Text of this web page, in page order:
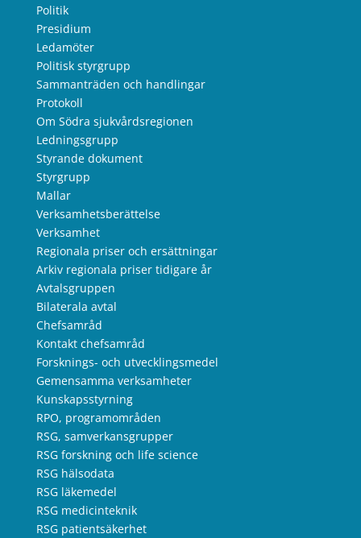
Politik
Presidium
Ledamöter
Politisk styrgrupp
Sammanträden och handlingar
Protokoll
Om Södra sjukvårdsregionen
Ledningsgrupp
Styrande dokument
Styrgrupp
Mallar
Verksamhetsberättelse
Verksamhet
Regionala priser och ersättningar
Arkiv regionala priser tidigare år
Avtalsgruppen
Bilaterala avtal
Chefsamråd
Kontakt chefsamråd
Forsknings- och utvecklingsmedel
Gemensamma verksamheter
Kunskapsstyrning
RPO, programområden
RSG, samverkansgrupper
RSG forskning och life science
RSG hälsodata
RSG läkemedel
RSG medicinteknik
RSG patientsäkerhet